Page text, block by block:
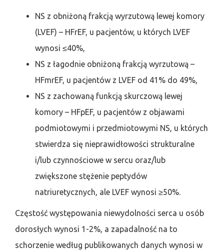
NS z obniżoną frakcją wyrzutową lewej komory
(LVEF) – HFrEF, u pacjentów, u których LVEF
wynosi ≤40%,
NS z łagodnie obniżoną frakcją wyrzutową –
HFmrEF, u pacjentów z LVEF od 41% do 49%,
NS z zachowaną funkcją skurczową lewej
komory – HFpEF, u pacjentów z objawami
podmiotowymi i przedmiotowymi NS, u których
stwierdza się nieprawidłowości strukturalne
i/lub czynnościowe w sercu oraz/lub
zwiększone stężenie peptydów
natriuretycznych, ale LVEF wynosi ≥50%.
Częstość występowania niewydolności serca u osób
dorosłych wynosi 1-2%, a zapadalność na to
schorzenie według publikowanych danych wynosi w